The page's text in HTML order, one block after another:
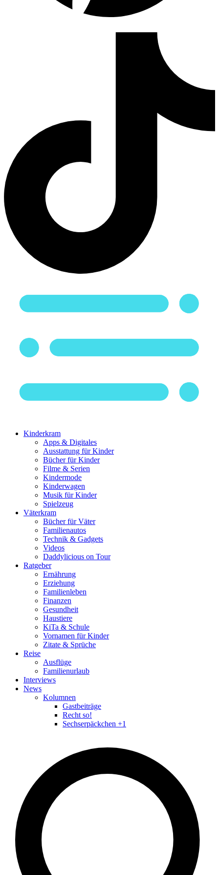
Kinderkram
Apps & Digitales
Ausstattung für Kinder
Bücher für Kinder
Filme & Serien
Kindermode
Kinderwagen
Musik für Kinder
Spielzeug
Väterkram
Bücher für Väter
Familienautos
Technik & Gadgets
Videos
Daddylicious on Tour
Ratgeber
Ernährung
Erziehung
Familienleben
Finanzen
Gesundheit
Haustiere
KiTa & Schule
Vornamen für Kinder
Zitate & Sprüche
Reise
Ausflüge
Familienurlaub
Interviews
News
Kolumnen
Gastbeiträge
Recht so!
Sechserpäckchen +1